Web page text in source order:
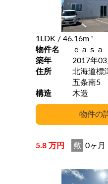
1LDK / 46.16m 2
物件名
ｃａｓ
築年
2017年03
住所
北海道標
五条南5
構造
木造
5.8 万円 敷 0ヶ月